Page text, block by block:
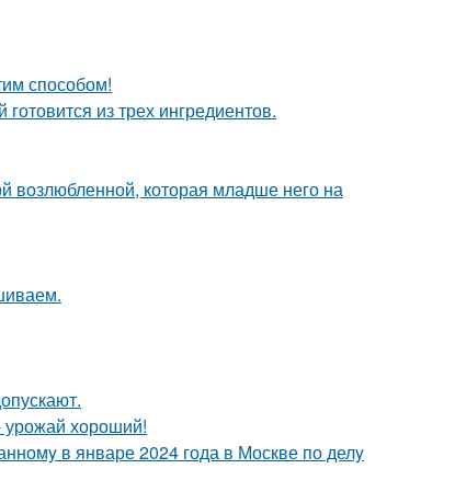
способом!
из трех ингредиентов.
возлюбленной, которая младше него на
урожай хороший!
в январе 2024 года в Москве по делy